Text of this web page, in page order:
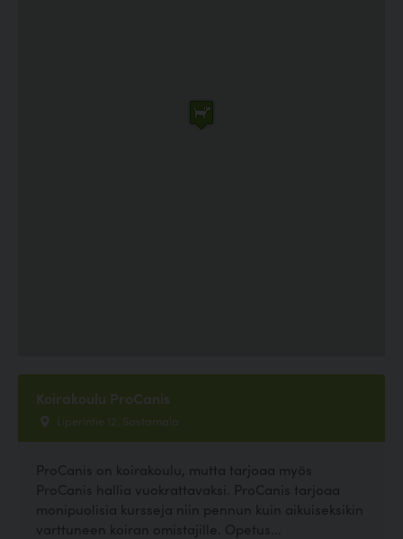
Koirakoulu ProCanis
Liperintie 12, Sastamala
ProCanis on koirakoulu, mutta tarjoaa myös
ProCanis hallia vuokrattavaksi. ProCanis tarjoaa
monipuolisia kursseja niin pennun kuin aikuiseksikin
varttuneen koiran omistajille. Opetus...